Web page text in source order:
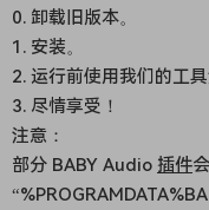
0. 卸载旧版本。
1. 安装。
2. 运行前使用我们的工具
3. 尽情享受！
注意：
部分 BABY Audio 插件